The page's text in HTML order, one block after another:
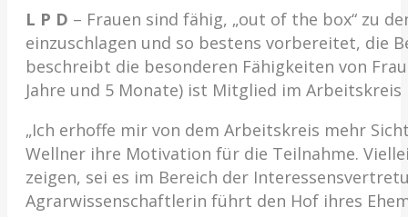
L P D – Frauen sind fähig, „out of the box“ zu
einzuschlagen und so bestens vorbereitet, die
beschreibt die besonderen Fähigkeiten von
Jahre und 5 Monate) ist Mitglied im
„Ich erhoffe mir von dem Arbeitskreis mehr
Wellner ihre Motivation für die Teilnahme.
zeigen, sei es im Bereich der
Agrarwissenschaftlerin führt den Hof ihres